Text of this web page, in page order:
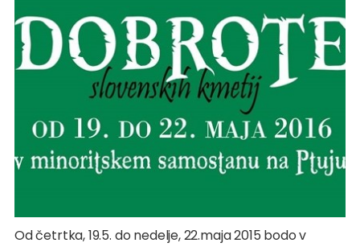
Od četrtka, 19.5. do nedelje, 22.maja 2015 bodo v